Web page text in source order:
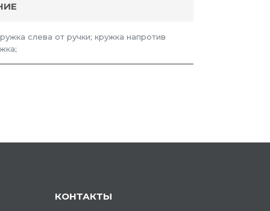
слева от ручки; кружка напротив
КОНТАКТЫ